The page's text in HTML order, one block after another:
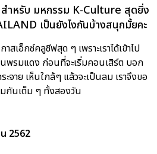
ำหรับ มหกรรม K-Culture สุดยิ่ง
เป็นยังไงกันบ้างสนุกมั้ยคะ
าสเอ็กซ์คลูซีฟสุด ๆ เพราะเราได้เข้าไป
พรมแดง ก่อนที่จะเริ่มคอนเสิร์ต บอก
ะจาย เห็นใกล้ๆ แล้วจะเป็นลม เราจึงขอ
มกันเต็ม ๆ ทั้งสองวัน
2562